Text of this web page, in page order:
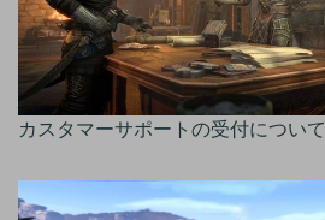
カスタマーサポートの受付について